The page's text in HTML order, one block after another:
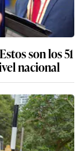
son los 51
nacional